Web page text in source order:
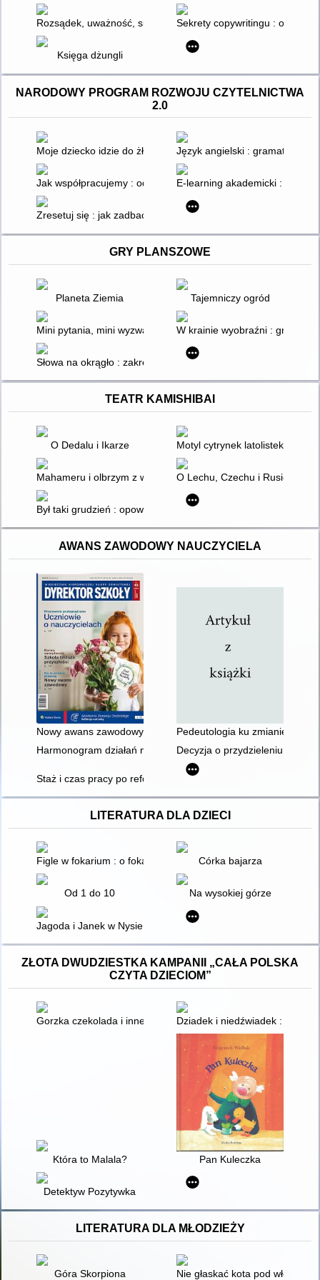
Rozsądek, uważność, siła, życzliwość, odwaga : scenariusze
Sekrety copywritingu : o mocy
Księga dżungli
NARODOWY PROGRAM ROZWOJU CZYTELNICTWA
2.0
Moje dziecko idzie do żłobka Język angielski : gramatyczne
Jak współpracujemy : od samolubnych genów do istot
E-learning akademicki :
Zresetuj się : jak zadbać o swój mózg w świecie ekranów
GRY PLANSZOWE
Planeta Ziemia Tajemniczy ogród
Mini pytania, mini wyzwania : gra pdychoedukacyjna :
W krainie wyobraźni : gra na
Słowa na okrągło : zakręcona gra słowna dla całej rodziny
TEATR KAMISHIBAI
O Dedalu i Ikarze Motyl cytrynek latolistek
Mahameru i olbrzym z wyspy wulkanówO Lechu, Czechu i Rusie i
Był taki grudzień : opowieść o powstaniu wielkopolskim
AWANS ZAWODOWY NAUCZYCIELA
Nowy awans zawodowy
Pedeutologia ku zmianie
Harmonogram działań nauczyciela i dyrektora w procedurze
Decyzja o przydzieleniu
Staż i czas pracy po reformie awansu zawodowego
LITERATURA DLA DZIECI
Figle w fokarium : o fokach na Helu Córka bajarza
Od 1 do 10 Na wysokiej górze
Jagoda i Janek w Nysie i Opolu
ZŁOTA DWUDZIESTKA KAMPANII „CAŁA POLSKA
CZYTA DZIECIOM”
Gorzka czekolada i inne opowiadania o ważnych sprawach
Dziadek i niedźwiadek :
Która to Malala? Pan Kuleczka
Detektyw Pozytywka
LITERATURA DLA MŁODZIEŻY
Góra Skorpiona Nie głaskać kota pod włos